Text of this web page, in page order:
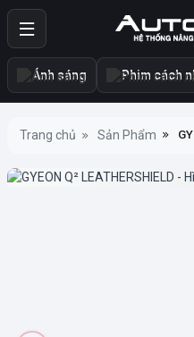
Ánh sáng Phim cách
Trang chủ Sản Phẩm